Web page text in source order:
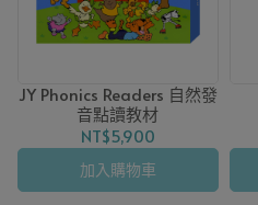
JY Phonics Readers 自然發
音點讀教材
NT$5,900
加入購物車